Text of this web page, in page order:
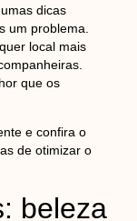
dicas
um problema.
local mais
que os
e confira o
de otimizar o
beleza